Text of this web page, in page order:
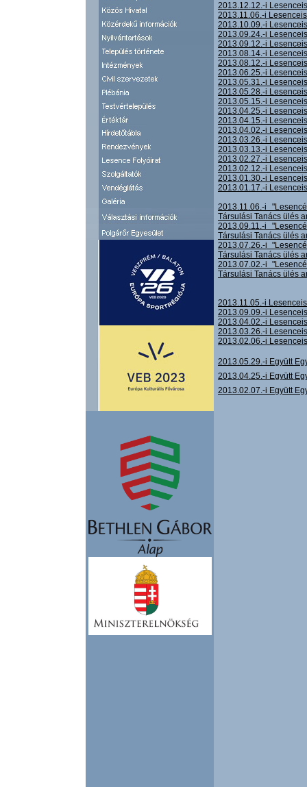
2013.12.12.-i
2013.11.06.-i
2013.10.09.-i
2013.09.24.-i
2013.09.12.-i
2013.08.14.-i
2013.08.12.-i
2013.06.25.-i
2013.05.31.-i
2013.05.28.-i
2013.05.15.-i
2013.04.25.-i
2013.04.15.-i
2013.04.02.-i
2013.03.26.-i
2013.03.13.-i
2013.02.27.-i
2013.02.12.-i
2013.01.30.-i
2013.01.17.-i
2013.11.06.-i
Társulási Tanács ülés
2013.09.11.-i
Társulási Tanács ülés
2013.07.26.-i
Társulási Tanács ülés
2013.07.02.-i
Társulási Tanács ülés
2013.11.05.-i
2013.09.09.-i
2013.04.02.-i
2013.03.26.-i
2013.02.06.-i
2013.05.29.-i Együtt
2013.04.25.-i Együtt
2013.02.07.-i Együtt